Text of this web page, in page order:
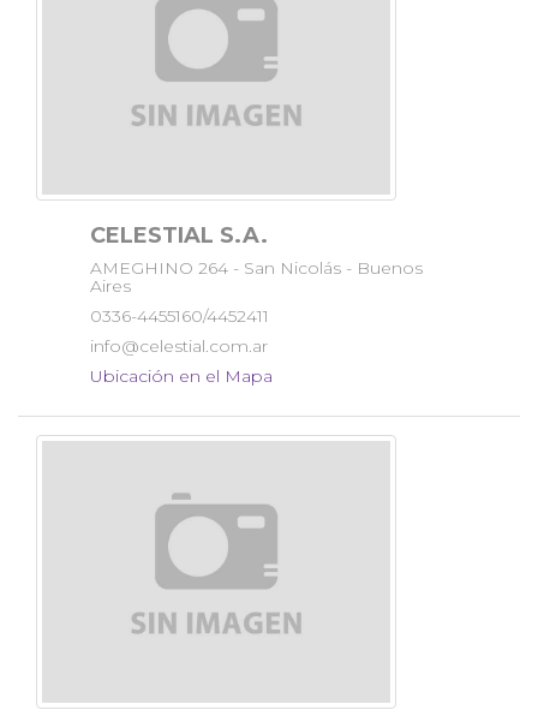
CELESTIAL S.A.
AMEGHINO 264 - San Nicolás - Buenos
Aires
0336-4455160/4452411
info@celestial.com.ar
Ubicación en el Mapa